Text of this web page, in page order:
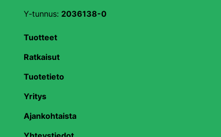
Y-tunnus: 2036138-0
Tuotteet
Ratkaisut
Tuotetieto
Yritys
Ajankohtaista